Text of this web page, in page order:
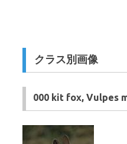
クラス別画像
000 kit fox, Vulpes